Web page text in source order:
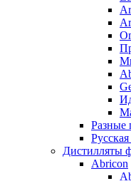
Разные
Дистилляты
Abricon